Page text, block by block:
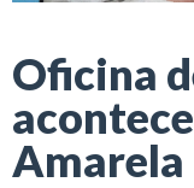
Oficina
Amarela